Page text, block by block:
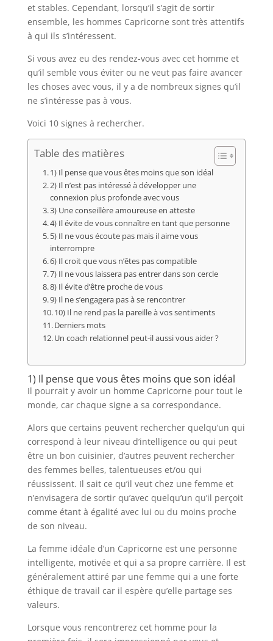
et stables. Cependant, lorsqu’il s’agit de sortir
ensemble, les hommes Capricorne sont très attentifs
à qui ils s’intéressent.
Si vous avez eu des rendez-vous avec cet homme et
qu’il semble vous éviter ou ne veut pas faire avancer
les choses avec vous, il y a de nombreux signes qu’il
ne s’intéresse pas à vous.
Voici 10 signes à rechercher.
Table des matières
1) Il pense que vous êtes moins que son idéal
2) Il n’est pas intéressé à développer une
connexion plus profonde avec vous
3) Une conseillère amoureuse en atteste
4) Il évite de vous connaître en tant que personne
5) Il ne vous écoute pas mais il aime vous
interrompre
6) Il croit que vous n’êtes pas compatible
7) Il ne vous laissera pas entrer dans son cercle
8) Il évite d’être proche de vous
9) Il ne s’engagera pas à se rencontrer
10) Il ne rend pas la pareille à vos sentiments
Derniers mots
Un coach relationnel peut-il aussi vous aider ?
1) Il pense que vous êtes moins que son idéal
Il pourrait y avoir un homme Capricorne pour tout le
monde, car chaque signe a sa correspondance.
Alors que certains peuvent rechercher quelqu’un qui
correspond à leur niveau d’intelligence ou qui peut
être un bon cuisinier, d’autres peuvent rechercher
des femmes belles, talentueuses et/ou qui
réussissent. Il sait ce qu’il veut chez une femme et
n’envisagera de sortir qu’avec quelqu’un qu’il perçoit
comme étant à égalité avec lui ou du moins proche
de son niveau.
La femme idéale d’un Capricorne est une personne
intelligente, motivée et qui a sa propre carrière. Il est
généralement attiré par une femme qui a une forte
éthique de travail car il espère qu’elle partage ses
valeurs.
Lorsque vous rencontrerez cet homme pour la